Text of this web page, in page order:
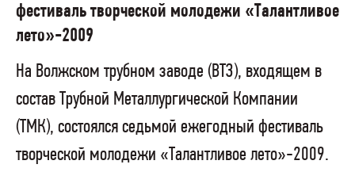
фестиваль творческой молодежи «Талантливое
лето»-2009
На Волжском трубном заводе (ВТЗ), входящем в
состав Трубной Металлургической Компании
(ТМК), состоялся седьмой ежегодный фестиваль
творческой молодежи «Талантливое лето»-2009.